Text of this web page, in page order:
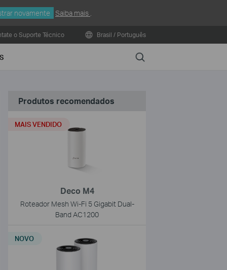
novamente Saiba mais
o Suporte Técnico Brasil / Português
Search
Produtos recomendados
Deco M4
Roteador Mesh Wi-Fi 5 Gigabit Dual-
Band AC1200
MAIS VENDIDO
NOVO